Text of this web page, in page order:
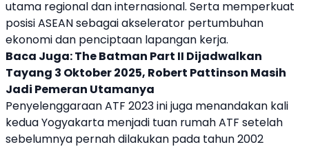
utama regional dan internasional. Serta memperkuat
posisi ASEAN sebagai akselerator pertumbuhan
ekonomi dan penciptaan lapangan kerja.
Baca Juga:The Batman Part II Dijadwalkan
Tayang 3 Oktober 2025, Robert Pattinson Masih
Jadi Pemeran Utamanya
PenyelenggaraanATF 2023ini juga menandakan kali
kedua Yogyakarta menjadi tuan rumah ATF setelah
sebelumnya pernah dilakukan pada tahun 2002